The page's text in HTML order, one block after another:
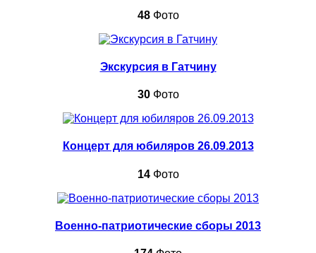
48Фото
Экскурсия в Гатчину
30Фото
Концерт для юбиляров 26.09.2013
14Фото
Военно-патриотические сборы 2013